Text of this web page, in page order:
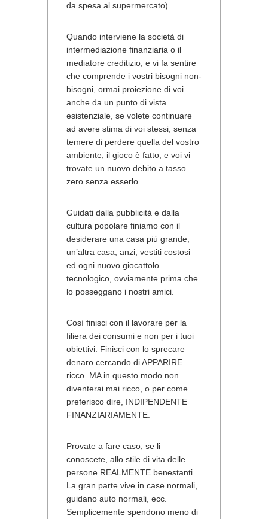
da spesa al supermercato).
Quando interviene la società di
intermediazione finanziaria o il
mediatore creditizio, e vi fa sentire
che comprende i vostri bisogni non-
bisogni, ormai proiezione di voi
anche da un punto di vista
esistenziale, se volete continuare
ad avere stima di voi stessi, senza
temere di perdere quella del vostro
ambiente, il gioco è fatto, e voi vi
trovate un nuovo debito a tasso
zero senza esserlo.
Guidati dalla pubblicità e dalla
cultura popolare finiamo con il
desiderare una casa più grande,
un’altra casa, anzi, vestiti costosi
ed ogni nuovo giocattolo
tecnologico, ovviamente prima che
lo posseggano i nostri amici.
Così finisci con il lavorare per la
filiera dei consumi e non per i tuoi
obiettivi. Finisci con lo sprecare
denaro cercando di APPARIRE
ricco. MA in questo modo non
diventerai mai ricco, o per come
preferisco dire, INDIPENDENTE
FINANZIARIAMENTE.
Provate a fare caso, se li
conoscete, allo stile di vita delle
persone REALMENTE benestanti.
La gran parte vive in case normali,
guidano auto normali, ecc.
Semplicemente spendono meno di